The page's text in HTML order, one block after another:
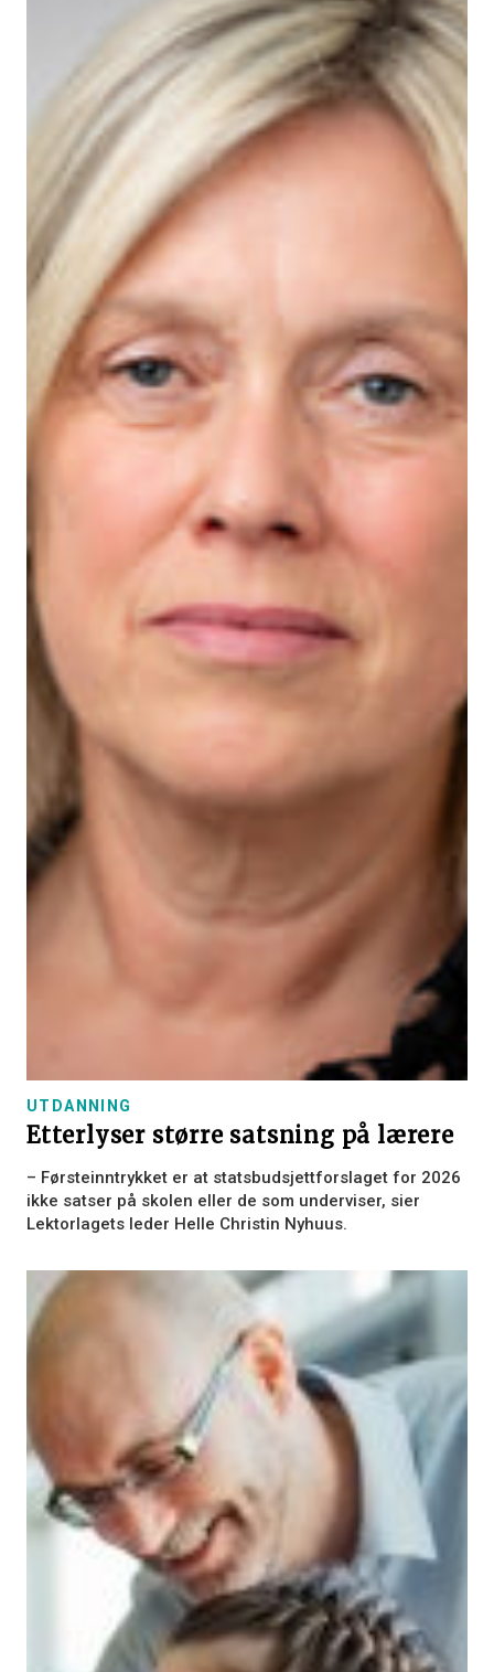
UTDANNING
Etterlyser større satsning på lærere
– Førsteinntrykket er at statsbudsjettforslaget for 2026
ikke satser på skolen eller de som underviser, sier
Lektorlagets leder Helle Christin Nyhuus.